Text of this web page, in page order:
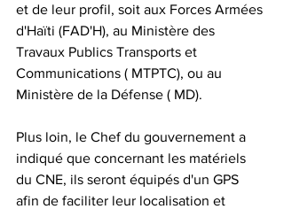
et de leur profil, soit aux Forces Armées
d'Haïti (FAD'H), au Ministère des
Travaux Publics Transports et
Communications ( MTPTC), ou au
Ministère de la Défense ( MD).
Plus loin, le Chef du gouvernement a
indiqué que concernant les matériels
du CNE, ils seront équipés d'un GPS
afin de faciliter leur localisation et